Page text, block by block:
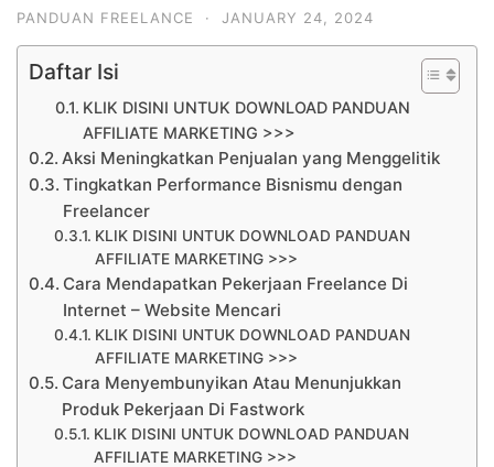
PANDUAN FREELANCE · JANUARY 24, 2024
Daftar Isi
KLIK DISINI UNTUK DOWNLOAD PANDUAN
AFFILIATE MARKETING >>>
Aksi Meningkatkan Penjualan yang Menggelitik
Tingkatkan Performance Bisnismu dengan
Freelancer
KLIK DISINI UNTUK DOWNLOAD PANDUAN
AFFILIATE MARKETING >>>
Cara Mendapatkan Pekerjaan Freelance Di
Internet – Website Mencari
KLIK DISINI UNTUK DOWNLOAD PANDUAN
AFFILIATE MARKETING >>>
Cara Menyembunyikan Atau Menunjukkan
Produk Pekerjaan Di Fastwork
KLIK DISINI UNTUK DOWNLOAD PANDUAN
AFFILIATE MARKETING >>>